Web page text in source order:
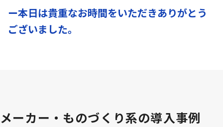
ー本日は貴重なお時間をいただきありがとう
ございました。
メーカー・ものづくり系の導入事例